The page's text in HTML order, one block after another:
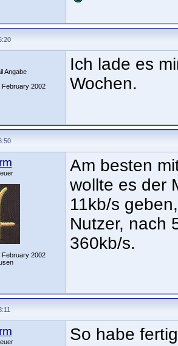
Angabe
February 2002
Ich lade es
Wochen.
February 2002
Am besten
wollte es der
11kb/s
Nutzer, nach
360kb/s.
So habe